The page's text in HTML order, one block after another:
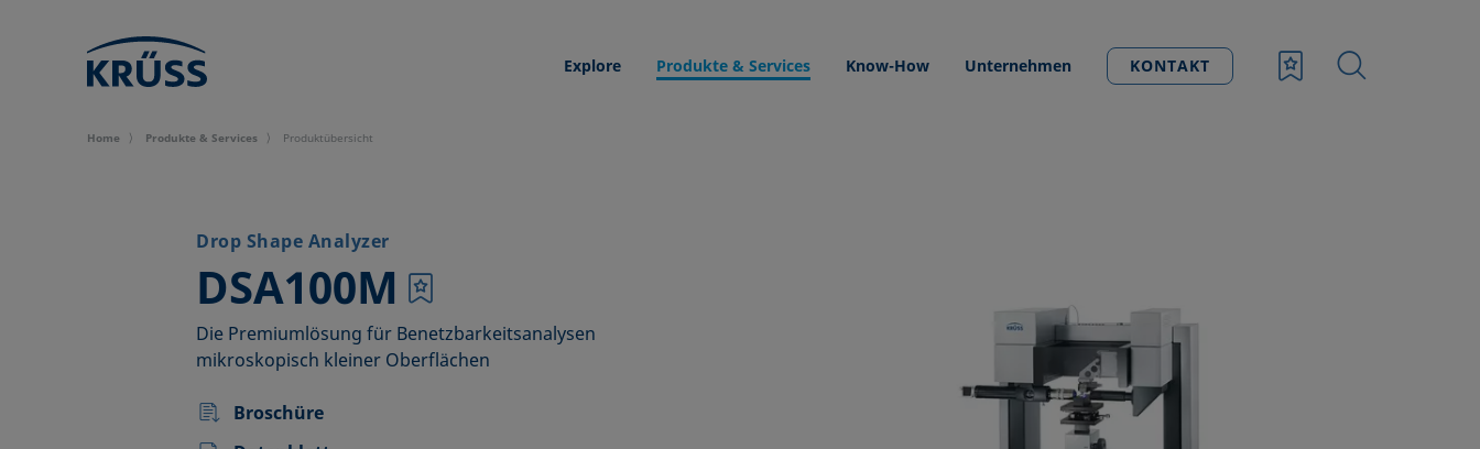
Explore Produkte & Services Know-How Unternehmen KONTAKT
Home Produkte & Services Produktübersicht
Drop Shape Analyzer
DSA100M
–
Die Premiumlösung für Benetzbarkeitsanalysen
mikroskopisch kleiner Oberflächen
Broschüre